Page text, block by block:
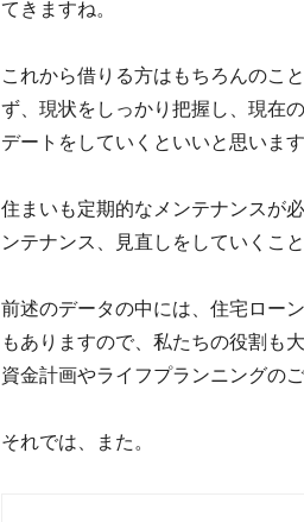
てきますね。
これから借りる方はもちろんのこ
ず、現状をしっかり把握し、現在
デートをしていくといいと思います
住まいも定期的なメンテナンスが
ンテナンス、見直しをしていくこ
前述のデータの中には、住宅ロー
もありますので、私たちの役割も
資金計画やライフプランニングの
それでは、また。